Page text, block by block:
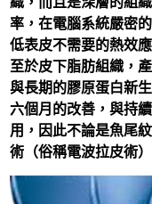
率，在電腦系統嚴密
低表皮不需要的熱效
至於皮下脂肪組織，
與長期的膠原蛋白新
六個月的改善，與持
用，因此不論是魚尾
術（俗稱電波拉皮術